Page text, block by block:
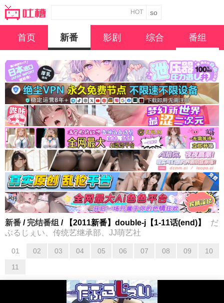
HOT
首页 新番 影剧 综合 番组
新番 / 完结番组 / 【2011新番】double-j【1-11话(end)】
だ
ぶるじぇい、传统艺继承部、JJ萌艺社
01 02 03 04 05 06 07 08 09
10
11